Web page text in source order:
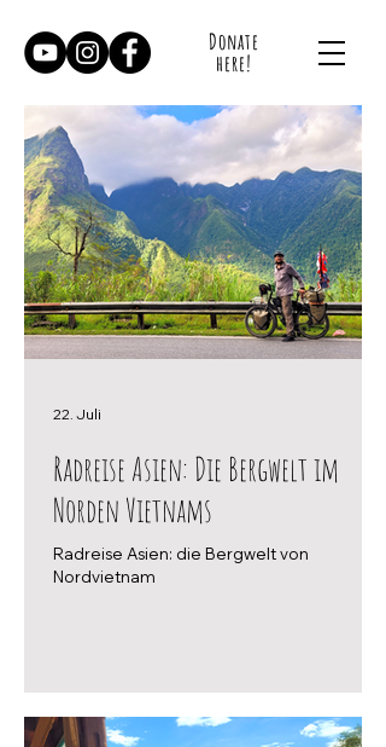
Donate
here!
Radreise Asien: Die Bergwelt im
Norden Vietnams
Radreise Asien: die Bergwelt von
Nordvietnam
22. Juli